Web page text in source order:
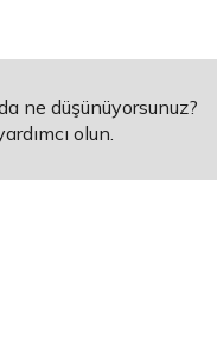
ne düşünüyorsunuz?
olun.